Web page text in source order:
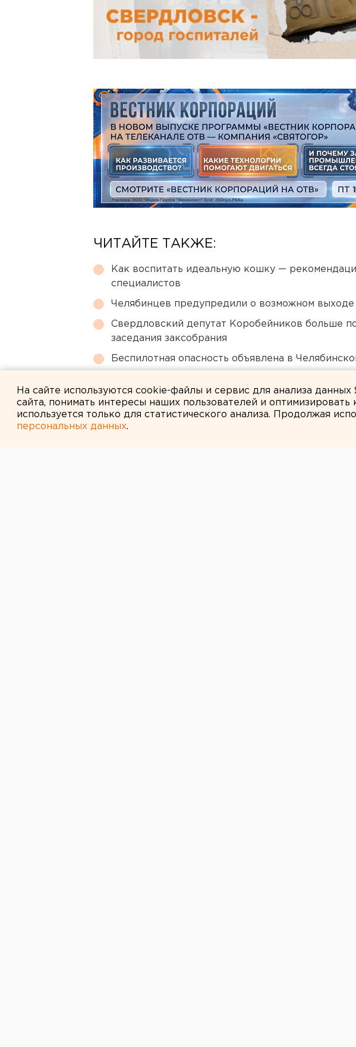
ЧИТАЙТЕ ТАКЖЕ:
Как воспитать идеальную кошку —
специалистов
Челябинцев предупредили о возможном
Свердловский депутат Коробейников больше
заседания заксобрания
Беспилотная опасность объявлена в
На сайте используются cookie-файлы и сервис для анализа
сайта, понимать интересы наших пользователей и
используется только для статистического анализа. Продолжая
персональных данных.